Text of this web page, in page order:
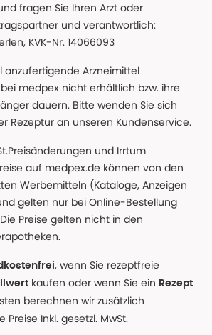
fragen Sie Ihren Arzt oder
und verantwortlich:
KVK-Nr. 14066093
anzufertigende Arzneimittel
medpex nicht erhältlich bzw. ihre
dauern. Bitte wenden Sie sich
Rezeptur an unseren Kundenservice.
und Irrtum
auf medpex.de können von den
Werbemitteln (Kataloge, Anzeigen
gelten nur bei Online-Bestellung
Preise gelten nicht in den
, wenn Sie rezeptfreie
kaufen oder wenn Sie ein Rezept
berechnen wir zusätzlich
Preise Inkl. gesetzl. MwSt.